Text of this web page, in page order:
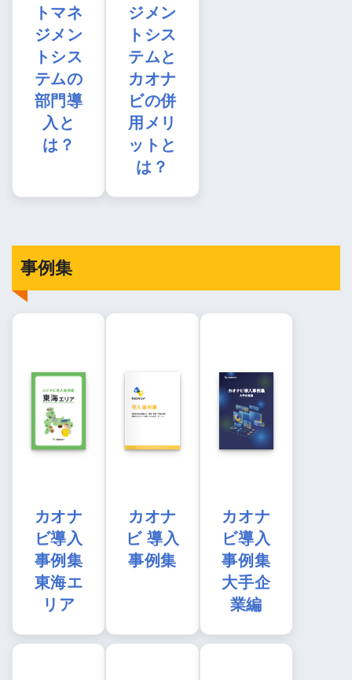
トマネ
ジメン
トシス
テムの
部門導
入と
は？
ジメン
トシス
テムと
カオナ
ビの併
用メリ
ットと
は？
事例集
カオナ
ビ導入
事例集
東海エ
リア
カオナ
ビ 導入
事例集
カオナ
ビ導入
事例集
大手企
業編